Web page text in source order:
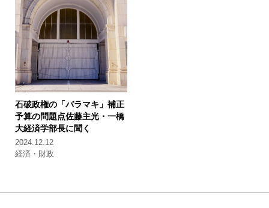
石破政権の「バラマキ」補正
予算の問題点佐藤主光・一橋
大経済学部長に聞く
2024.12.12
経済・財政